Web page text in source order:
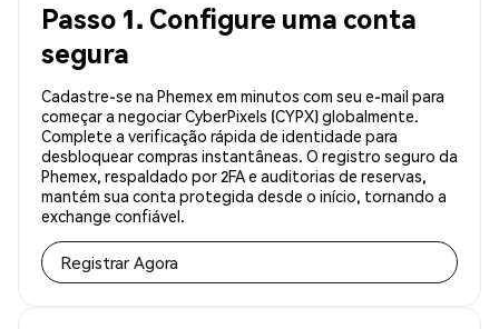
Passo 1. Configure uma conta
segura
Cadastre-se na Phemex em minutos com seu e-mail para
começar a negociar CyberPixels (CYPX) globalmente.
Complete a verificação rápida de identidade para
desbloquear compras instantâneas. O registro seguro da
Phemex, respaldado por 2FA e auditorias de reservas,
mantém sua conta protegida desde o início, tornando a
exchange confiável.
Registrar Agora